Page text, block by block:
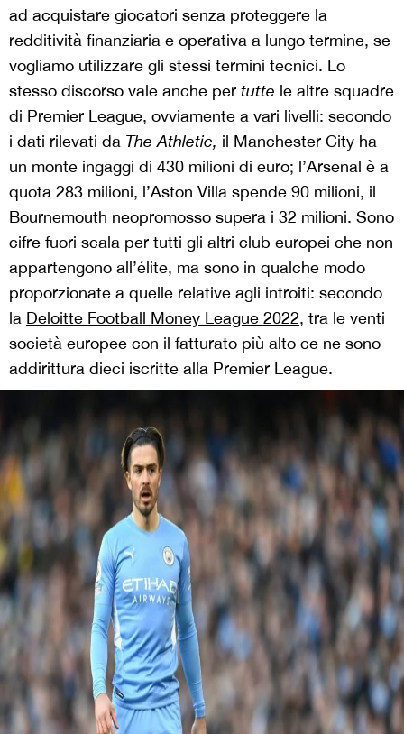
ad acquistare giocatori senza proteggere la
redditività finanziaria e operativa a lungo termine, se
vogliamo utilizzare gli stessi termini tecnici. Lo
stesso discorso vale anche per tutte le altre squadre
di Premier League, ovviamente a vari livelli: secondo
i dati rilevati da The Athletic, il Manchester City ha
un monte ingaggi di 430 milioni di euro; l’Arsenal è a
quota 283 milioni, l’Aston Villa spende 90 milioni, il
Bournemouth neopromosso supera i 32 milioni. Sono
cifre fuori scala per tutti gli altri club europei che non
appartengono all’élite, ma sono in qualche modo
proporzionate a quelle relative agli introiti: secondo
la Deloitte Football Money League 2022, tra le venti
società europee con il fatturato più alto ce ne sono
addirittura dieci iscritte alla Premier League.